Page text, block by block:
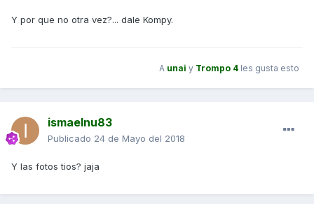
Y por que no otra vez?... dale Kompy.
A unai y Trompo 4 les gusta esto
ismaelnu83
Publicado 24 de Mayo del 2018
Y las fotos tios? jaja